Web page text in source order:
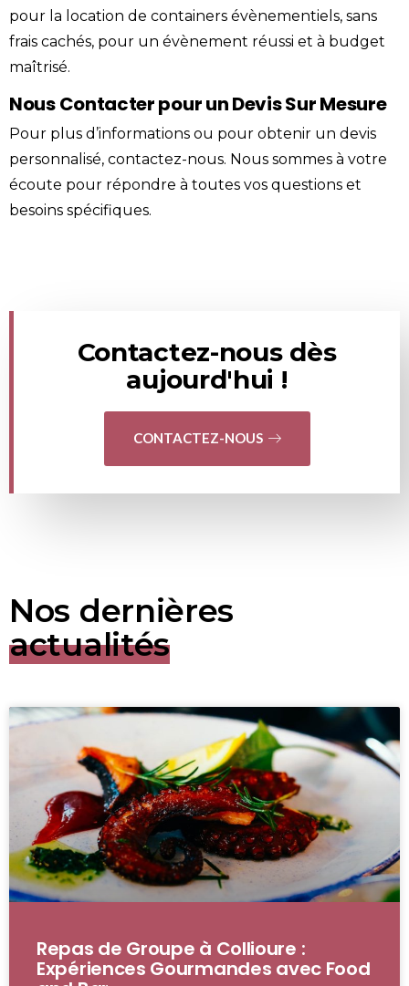
pour la location de containers évènementiels, sans
frais cachés, pour un évènement réussi et à budget
maîtrisé.
Nous Contacter pour un Devis Sur Mesure
Pour plus d’informations ou pour obtenir un devis
personnalisé, contactez-nous. Nous sommes à votre
écoute pour répondre à toutes vos questions et
besoins spécifiques.
Contactez-nous dès
aujourd'hui !
CONTACTEZ-NOUS
Nos dernières
actualités
Repas de Groupe à Collioure :
Expériences Gourmandes avec Food